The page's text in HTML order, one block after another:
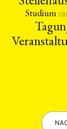
ANTRAG AUF EINEN
Studium (21)